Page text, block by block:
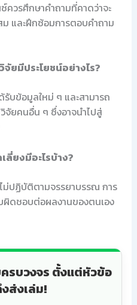
ควรศึกษาคำถามที่คาดว่าจะ
และฝึกซ้อมการตอบคำถาม
จัยมีประโยชน์อย่างไร?
บข้อมูลใหม่ ๆ และสามารถ
ยคนอื่น ๆ ซึ่งอาจนำไปสู่
ลี่ยงมีอะไรบ้าง?
ม่ปฏิบัติตามจรรยาบรรณ การ
ผิดชอบต่อผลงานของตนเอง
บวงจร ตั้งแต่หัวข้อ
ส่งเล่ม!